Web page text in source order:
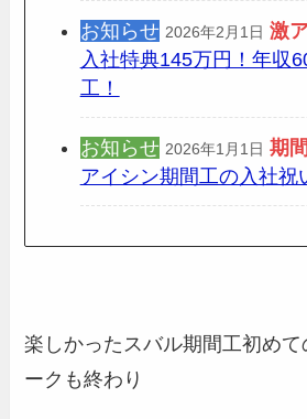
お知らせ 2026年2月1日 激
入社特典145万円！年収
工！
お知らせ 2026年1月1日 期
アイシン期間工の入社祝
楽しかったスバル期間工初めて
ークも終わり